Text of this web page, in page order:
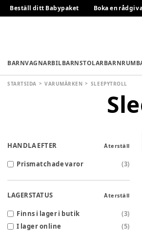
Beställ ditt Babypaket Boka en
BARNVAGNARBILBARNSTOLARBARNRUM
STARTSIDA VARUMÄRKEN SLEEPYTROLL
HANDLA EFTER Återställ
Prismatchade varor (3)
LAGERSTATUS Återställ
Finns i lager i butik (3)
I lager online
(5)